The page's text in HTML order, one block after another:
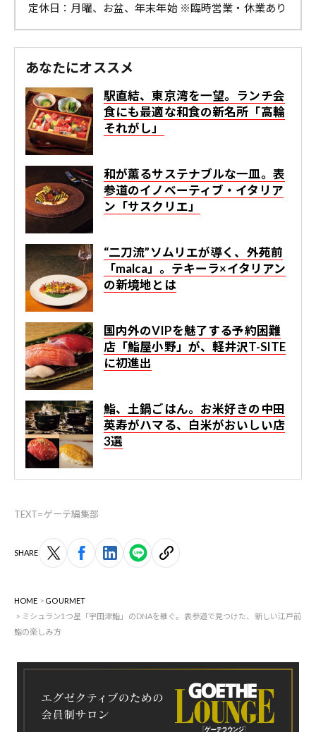
定休日：月曜、お盆、年末年始 ※臨時営業・休業あり
あなたにオススメ
駅直結、東京湾を一望。ランチ会
食にも最適な和食の新名所「高輪
それがし」
和が薫るサステナブルな一皿。表
参道のイノベーティブ・イタリア
ン「サスクリエ」
“二刀流”ソムリエが導く、外苑前
「malca」。テキーラ×イタリアン
の新境地とは
国内外のVIPを魅了する予約困難
店「鮨屋小野」が、軽井沢T-SITE
に初進出
鮨、土鍋ごはん。お米好きの中田
英寿がハマる、白米がおいしい店
3選
TEXT=ゲーテ編集部
SHARE
HOME
GOURMET
ミシュラン1つ星「宇田津鮨」のDNAを継ぐ。表参道で見つけた、新しい江戸前
鮨の楽しみ方